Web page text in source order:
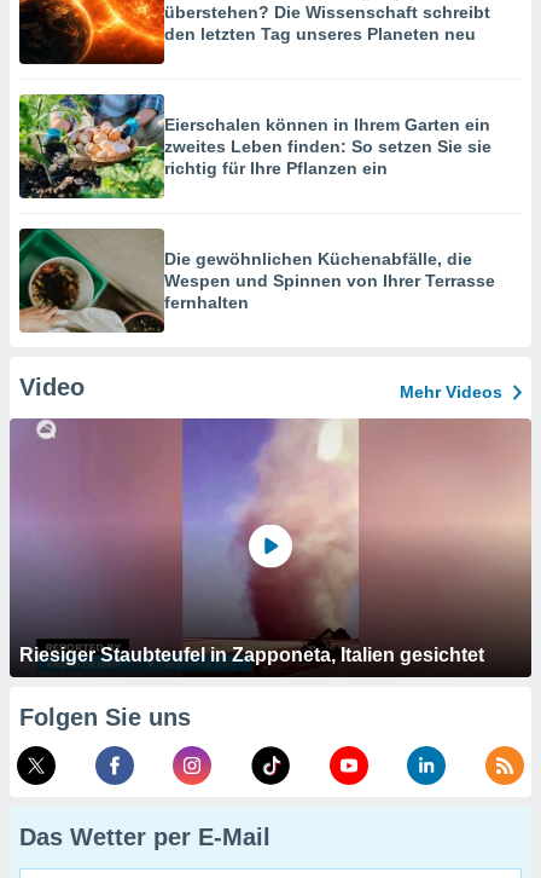
überstehen? Die Wissenschaft schreibt
den letzten Tag unseres Planeten neu
Eierschalen können in Ihrem Garten ein
zweites Leben finden: So setzen Sie sie
richtig für Ihre Pflanzen ein
Die gewöhnlichen Küchenabfälle, die
Wespen und Spinnen von Ihrer Terrasse
fernhalten
Video Mehr Videos
Riesiger Staubteufel in Zapponeta, Italien gesichtet
Folgen Sie uns
Das Wetter per E-Mail